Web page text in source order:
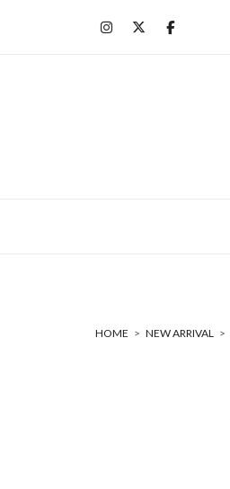
HOME > NEW ARRIVAL >